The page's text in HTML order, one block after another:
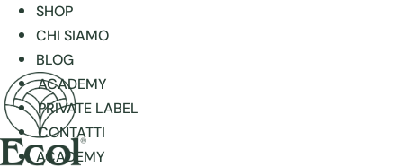
SHOP
CHI SIAMO
BLOG
ACADEMY
PRIVATE LABEL
CONTATTI
ACADEMY